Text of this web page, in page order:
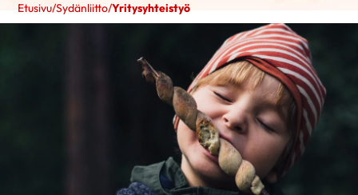
Etusivu/Sydänliitto/Yritysyhteistyö